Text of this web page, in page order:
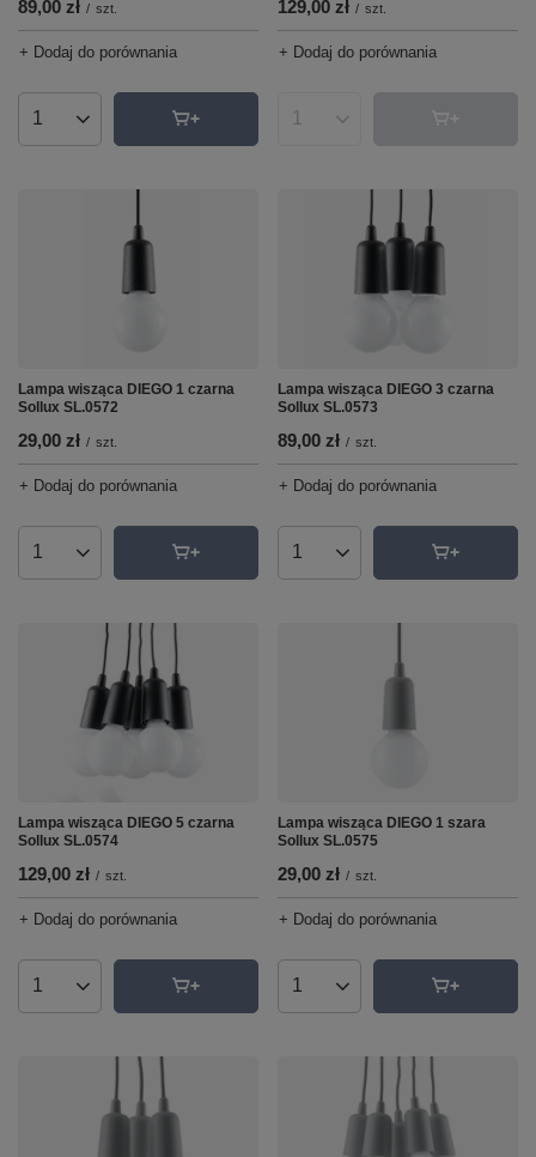
89,00 zł / szt.
+ Dodaj do porównania
Ilość produktów
129,00 zł / szt.
+ Dodaj do porównania
Ilość produktów
Lampa wisząca DIEGO 1 czarna
Sollux SL.0572
29,00 zł / szt.
+ Dodaj do porównania
Ilość produktów
Lampa wisząca DIEGO 3 czarna
Sollux SL.0573
89,00 zł / szt.
+ Dodaj do porównania
Ilość produktów
Lampa wisząca DIEGO 5 czarna
Sollux SL.0574
129,00 zł / szt.
+ Dodaj do porównania
Ilość produktów
Lampa wisząca DIEGO 1 szara
Sollux SL.0575
29,00 zł / szt.
+ Dodaj do porównania
Ilość produktów